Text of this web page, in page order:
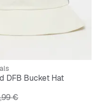
DFB Bucket Hat
€